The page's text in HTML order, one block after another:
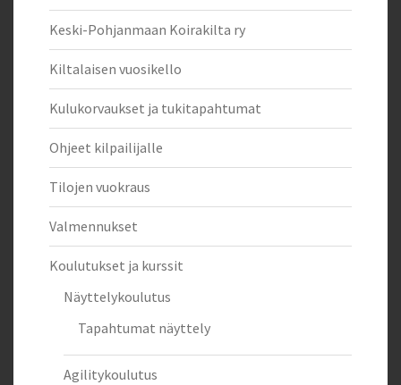
Keski-Pohjanmaan Koirakilta ry
Kiltalaisen vuosikello
Kulukorvaukset ja tukitapahtumat
Ohjeet kilpailijalle
Tilojen vuokraus
Valmennukset
Koulutukset ja kurssit
Näyttelykoulutus
Tapahtumat näyttely
Agilitykoulutus